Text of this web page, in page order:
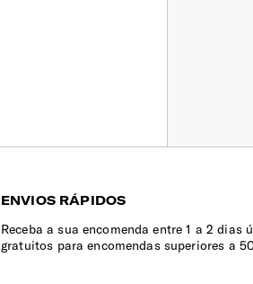
ENVIOS RÁPIDOS
Receba a sua encomenda entre 1 a 2 dias
gratuitos para encomendas superiores a